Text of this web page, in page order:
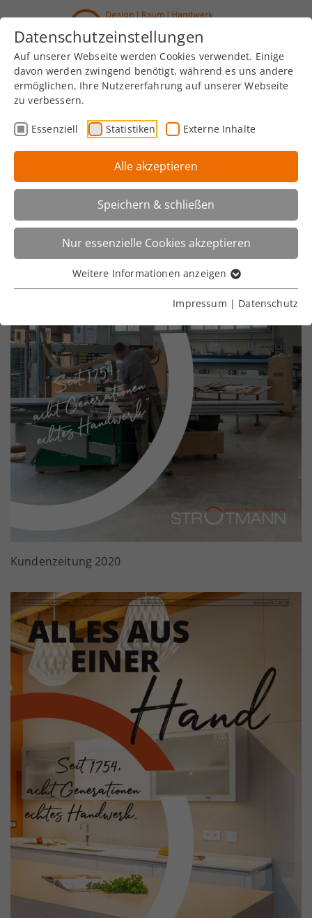
Datenschutzeinstellungen
Auf unserer Webseite werden Cookies verwendet. Einige
davon werden zwingend benötigt, während es uns andere
ermöglichen, Ihre Nutzererfahrung auf unserer Webseite
zu verbessern.
Essenziell Statistiken Externe Inhalte
Alle akzeptieren
Speichern & schließen
Nur essenzielle Cookies akzeptieren
Weitere Informationen anzeigen
Impressum | Datenschutz
Startseite
Kundenzeitung 2020